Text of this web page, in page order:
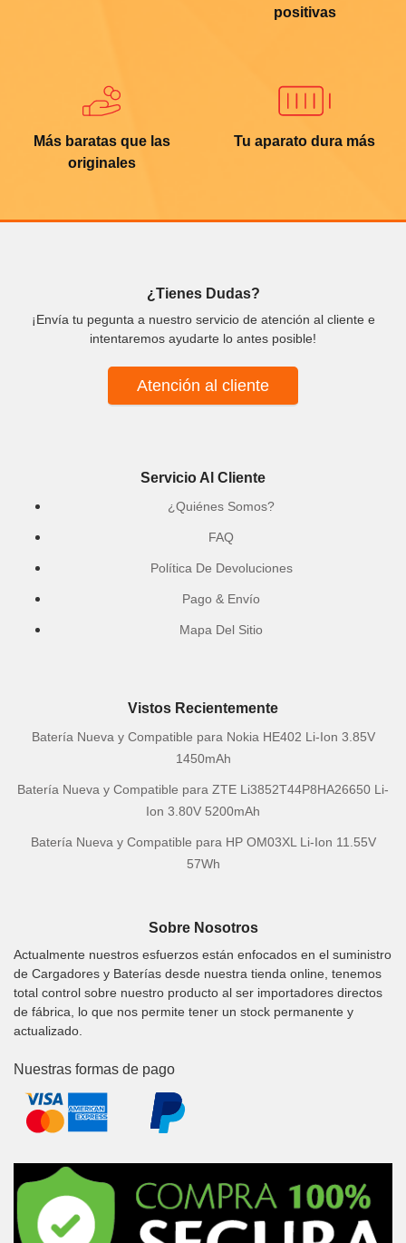
positivas
Más baratas que las
originales
Tu aparato dura más
¿Tienes Dudas?
¡Envía tu pegunta a nuestro servicio de atención al cliente e
intentaremos ayudarte lo antes posible!
Atención al cliente
Servicio Al Cliente
¿Quiénes Somos?
FAQ
Política De Devoluciones
Pago & Envío
Mapa Del Sitio
Vistos Recientemente
Batería Nueva y Compatible para Nokia HE402 Li-Ion 3.85V
1450mAh
Batería Nueva y Compatible para ZTE Li3852T44P8HA26650 Li-
Ion 3.80V 5200mAh
Batería Nueva y Compatible para HP OM03XL Li-Ion 11.55V
57Wh
Sobre Nosotros
Actualmente nuestros esfuerzos están enfocados en el suministro
de Cargadores y Baterías desde nuestra tienda online, tenemos
total control sobre nuestro producto al ser importadores directos
de fábrica, lo que nos permite tener un stock permanente y
actualizado.
Nuestras formas de pago